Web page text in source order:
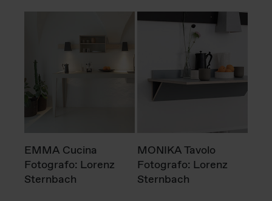
EMMA Cucina
Fotografo: Lorenz
Sternbach
MONIKA Tavolo
Fotografo: Lorenz
Sternbach